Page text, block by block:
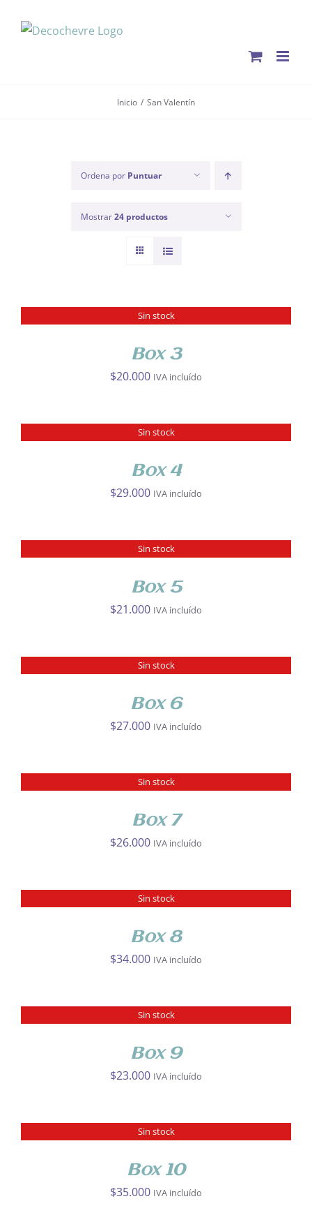
Inicio San Valentín
Ordena por Puntuar
Mostrar24 productos
Sin stock
Box 3
$20.000 IVA incluído
Sin stock
Box 4
$29.000 IVA incluído
Sin stock
Box 5
$21.000 IVA incluído
Sin stock
Box 6
$27.000 IVA incluído
Sin stock
Box 7
$26.000 IVA incluído
Sin stock
Box 8
$34.000 IVA incluído
Sin stock
Box 9
$23.000 IVA incluído
Sin stock
Box 10
$35.000 IVA incluído